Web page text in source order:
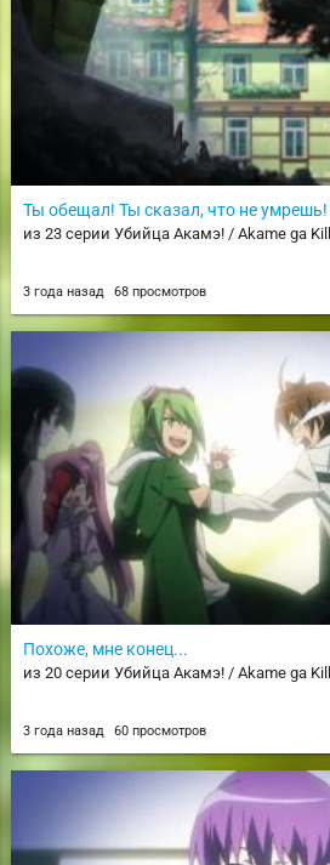
Ты обещал! Ты сказал, что не
из 23 серии Убийца Акамэ! / Akame ga
3 года назад 68 просмотров
Похоже, мне конец...
из 20 серии Убийца Акамэ! / Akame ga
3 года назад 60 просмотров